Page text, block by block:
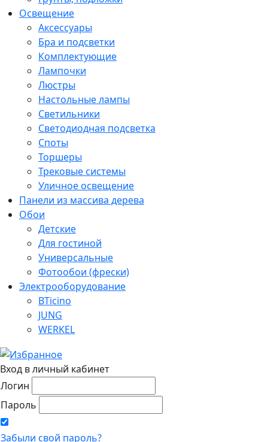
Освещение
Аксессуары
Бра и подсветки
Комплектующие
Лампочки
Люстры
Настольные лампы
Светильники
Светодиодная подсветка
Споты
Торшеры
Трековые системы
Уличное освещение
Панели из массива дерева
Обои
Детские
Для гостиной
Универсальные
Фотообои (фрески)
Электрооборудование
BTicino
JUNG
WERKEL
Вход в личный кабинет
Логин
Пароль
Забыли свой пароль?